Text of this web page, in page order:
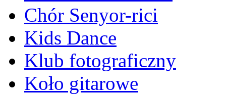
Chór Senyor-rici
Kids Dance
Klub fotograficzny
Koło gitarowe